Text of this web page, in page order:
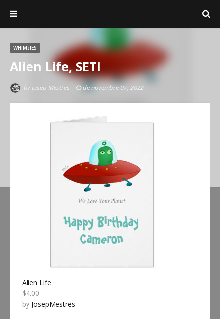
WHIMSIES
Alien Life, SETI
by Josep Mestres de novembre 07, 2022
Alien Life
$4.00
by JosepMestres